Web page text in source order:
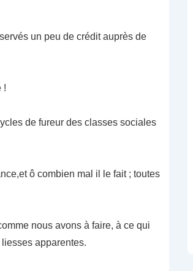
un peu de crédit auprès de
!
de fureur des classes sociales
ô combien mal il le fait ; toutes
nous avons à faire, à ce qui
apparentes.